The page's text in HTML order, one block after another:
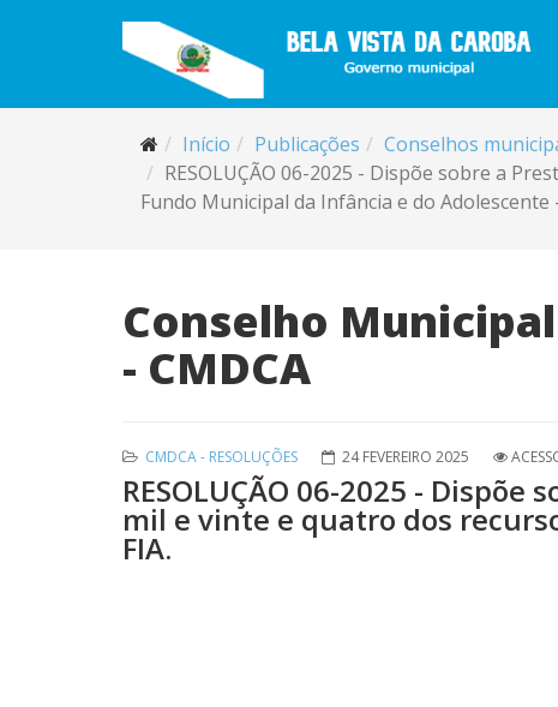
Início Publicações Conselhos
RESOLUÇÃO 06-2025 - Dispõe sobre a
Fundo Municipal da Infância e do Adolescente
Conselho
- CMDCA
CMDCA - RESOLUÇÕES 24 FEVEREIRO 2025
RESOLUÇÃO 06-2025 -
mil e vinte e quatro dos
FIA.